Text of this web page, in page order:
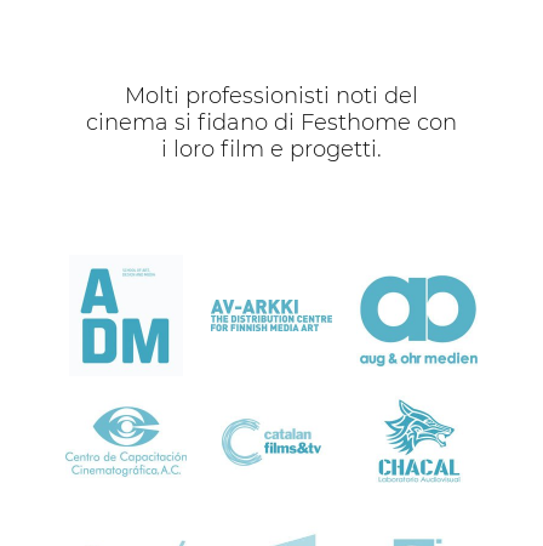
Molti professionisti noti del
cinema si fidano di Festhome con
i loro film e progetti.